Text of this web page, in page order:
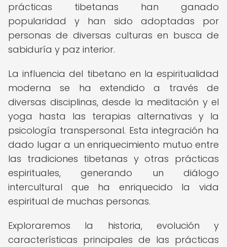
prácticas tibetanas han ganado
popularidad y han sido adoptadas por
personas de diversas culturas en busca de
sabiduría y paz interior.
La influencia del tibetano en la espiritualidad
moderna se ha extendido a través de
diversas disciplinas, desde la meditación y el
yoga hasta las terapias alternativas y la
psicología transpersonal. Esta integración ha
dado lugar a un enriquecimiento mutuo entre
las tradiciones tibetanas y otras prácticas
espirituales, generando un diálogo
intercultural que ha enriquecido la vida
espiritual de muchas personas.
Exploraremos la historia, evolución y
características principales de las prácticas